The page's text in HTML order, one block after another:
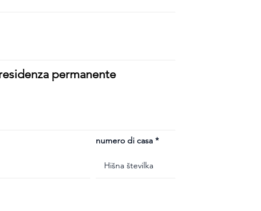
permanente
numero di casa